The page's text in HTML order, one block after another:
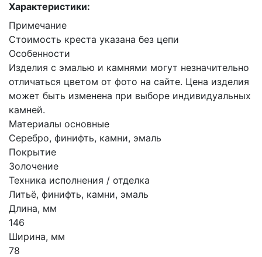
Характеристики:
Примечание
Стоимость креста указана без цепи
Особенности
Изделия с эмалью и камнями могут незначительно
отличаться цветом от фото на сайте. Цена изделия
может быть изменена при выборе индивидуальных
камней.
Материалы основные
Серебро, финифть, камни, эмаль
Покрытие
Золочение
Техника исполнения / отделка
Литьё, финифть, камни, эмаль
Длина, мм
146
Ширина, мм
78